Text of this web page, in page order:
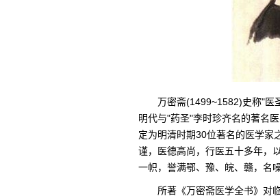
万密斋(1499~1582)史称"医
明代与"药圣"李时珍齐名的著名
定为明清时期30位著名的医学家
谨，医德高尚，行医五十多年，
一帜，誉满鄂、豫、皖、赣，名
所著《万密斋医学全书》对